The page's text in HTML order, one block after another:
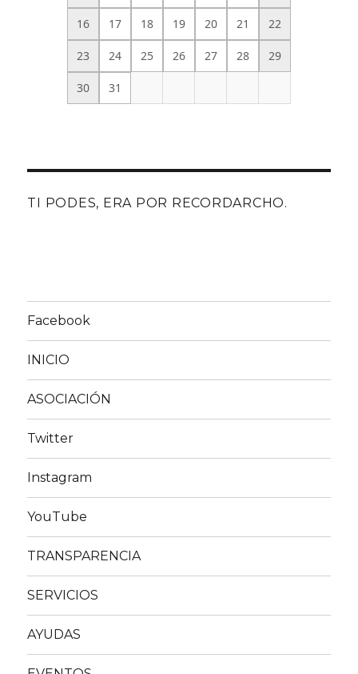
16 17 18 19 20 21 22
23 24 25 26 27 28 29
30 31
TI PODES, ERA POR RECORDARCHO.
Facebook
INICIO
ASOCIACIÓN
Twitter
Instagram
YouTube
TRANSPARENCIA
SERVICIOS
AYUDAS